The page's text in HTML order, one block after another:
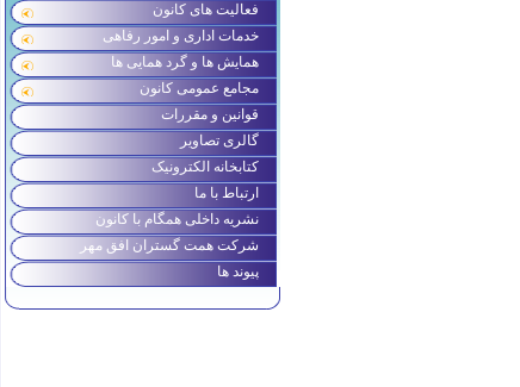
فعالیت های کانون
خدمات اداری و امور رفاهی
همایش ها و گرد همایی ها
مجامع عمومی کانون
قوانین و مقررات
گالری تصاویر
کتابخانه الکترونیک
ارتباط با ما
نشریه داخلی همگام با کانون
شرکت همت گستران افق مهر
پیوند ها